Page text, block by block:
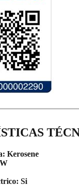
Kerosene
Si